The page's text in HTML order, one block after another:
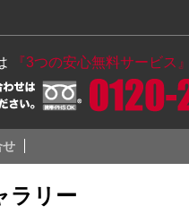
『3つの安心無料サービス』
せ
ラリー